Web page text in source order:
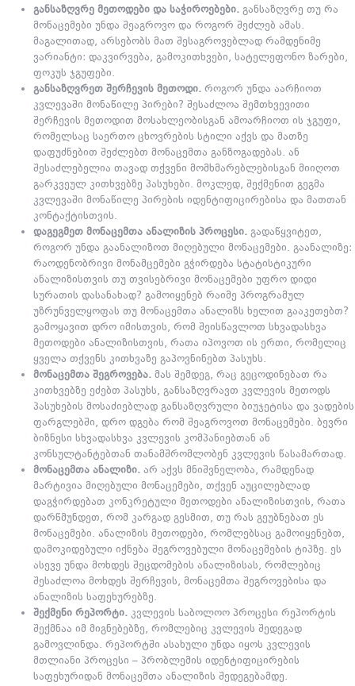
განსაზღვრე მეთოდები და საჭიროებები. განსაზღვრე თუ რა
მონაცემები უნდა შეაგროვო და როგორ შეძლებ ამას.
მაგალითად, არსებობს მათ შესაგროვებლად რამდენიმე
ვარიანტი: დაკვირვება, გამოკითხვები, სატელეფონო ზარები,
ფოკუს ჯგუფები.
განსაზღვრეთ შერჩევის მეთოდი. როგორ უნდა აარჩიოთ
კვლევაში მონაწილე პირები? შესაძლოა შემთხვევითი
შერჩევის მეთოდით მოსახლეობისგან ამოარჩიოთ ის ჯგუფი,
რომელსაც საერთო ცხოვრების სტილი აქვს და მათზე
დაფუძნებით შეძლებთ მონაცემთა განზოგადებას. ან
შესაძლებელია თავად თქვენი მომხმარებლებისგან მიიღოთ
გარკვეულ კითხვებზე პასუხები. მოკლედ, შექმენით გეგმა
კვლევაში მონაწილე პირების იდენტიფიცირებისა და მათთან
კონტაქტისთვის.
დაგეგმეთ მონაცემთა ანალიზის პროცესი. გადაწყვიტეთ,
როგორ უნდა გაანალიზოთ მიღებული მონაცემები. გაანალიზე:
რაოდენობრივი მონამცემები გჭირდება სტატისტიკური
ანალიზისთვის თუ თვისებრივი მონაცემები უფრო დიდი
სურათის დასანახად? გამოიყენებ რაიმე პროგრამულ
უზრუნველყოფას თუ მონაცემთა ანალიზს ხელით გააკეთებთ?
გამოყავით დრო იმისთვის, რომ შეისწავლოთ სხვადასხვა
მეთოდები ანალიზისთვის, რათა იპოვოთ ის ერთი, რომელიც
ყველა თქვენს კითხვაზე გაპოვნინებთ პასუხს.
მონაცემთა შეგროვება. მას შემდეგ, რაც გეცოდინებათ რა
კითხვებზე ეძებთ პასუხს, განსაზღვრავთ კვლევის მეთოდს
პასუხების მოსაძიებლად განსაზღვრული ბიუჯეტისა და ვადების
ფარგლებში, დრო დგება რომ შეაგროვოთ მონაცემები. ბევრი
ბიზნესი სხვადასხვა კვლევის კომპანიებთან ან
კონსულტანტებთან თანამშრომლობენ კვლევის წასამართად.
მონაცემთა ანალიზი. არ აქვს მნიშვნელობა, რამდენად
მარტივია მიღებული მონაცემები, თქვენ აუცილებლად
დაგჭირდებათ კონკრეტული მეთოდები ანალიზისთვის, რათა
დარწმუნდეთ, რომ კარგად გესმით, თუ რას გეუბნებათ ეს
მონაცემები. ანალიზის მეთოდები, რომლებსაც გამოიყენებთ,
დამოკიდებული იქნება შეგროვებული მონაცემების ტიპზე. ეს
ასევე უნდა მოხდეს შეცდომების ანალიზისას, რომლებიც
შესაძლოა მოხდეს შერჩევის, მონაცემთა შეგროვებისა და
ანალიზის საფეხურებზე.
შექმენი რეპორტი. კვლევის საბოლოო პროცესი რეპორტის
შექმნაა იმ მიგნებებზე, რომლებიც კვლევის შედეგად
გამოვლინდა. რეპორტში ასახული უნდა იყოს კვლევის
მთლიანი პროცესი – პრობლემის იდენტიფიცირების
საფეხურიდან მონაცემთა ანალიზის შედეგებამდე.